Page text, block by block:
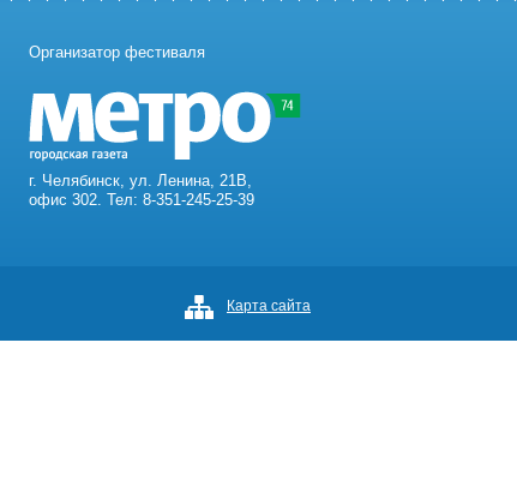
Организатор фестиваля
г. Челябинск, ул. Ленина, 21В,
офис 302. Тел: 8-351-245-25-39
Карта сайта